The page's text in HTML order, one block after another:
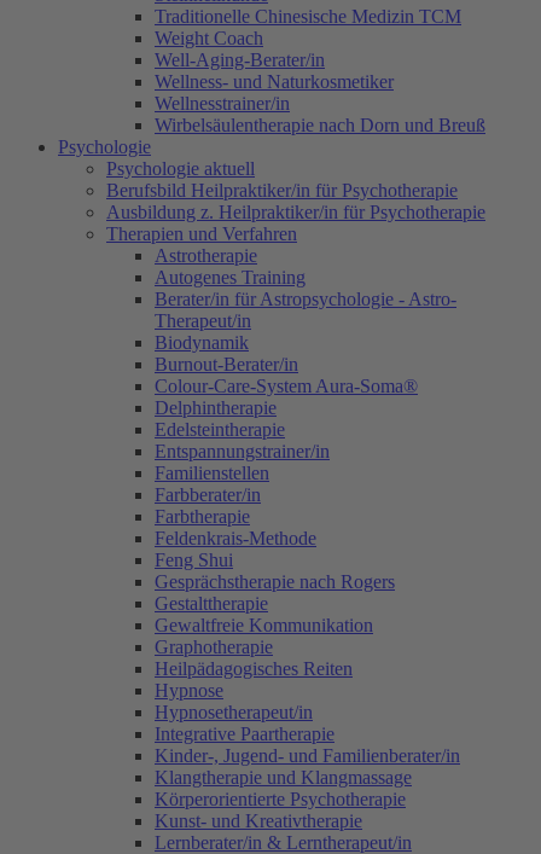
Traditionelle Chinesische Medizin TCM
Weight Coach
Well-Aging-Berater/in
Wellness- und Naturkosmetiker
Wellnesstrainer/in
Wirbelsäulentherapie nach Dorn und Breuß
Psychologie
Psychologie aktuell
Berufsbild Heilpraktiker/in für Psychotherapie
Ausbildung z. Heilpraktiker/in für Psychotherapie
Therapien und Verfahren
Astrotherapie
Autogenes Training
Berater/in für Astropsychologie - Astro-
Therapeut/in
Biodynamik
Burnout-Berater/in
Colour-Care-System Aura-Soma®
Delphintherapie
Edelsteintherapie
Entspannungstrainer/in
Familienstellen
Farbberater/in
Farbtherapie
Feldenkrais-Methode
Feng Shui
Gesprächstherapie nach Rogers
Gestalttherapie
Gewaltfreie Kommunikation
Graphotherapie
Heilpädagogisches Reiten
Hypnose
Hypnosetherapeut/in
Integrative Paartherapie
Kinder-, Jugend- und Familienberater/in
Klangtherapie und Klangmassage
Körperorientierte Psychotherapie
Kunst- und Kreativtherapie
Lernberater/in & Lerntherapeut/in